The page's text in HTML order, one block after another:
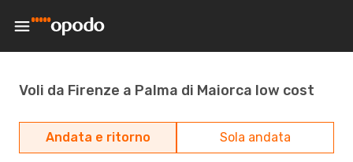
Voli da Firenze a Palma di Maiorca low cost
Andata e ritorno Sola andata